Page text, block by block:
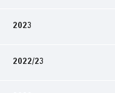
2023
2022/23